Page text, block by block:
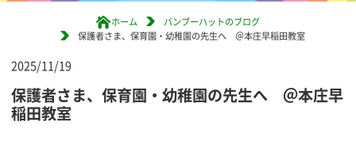
ホーム
バンブーハットのブログ
保護者さま、保育園・幼稚園の先生へ ＠本庄早稲田教室
2025/11/19
保護者さま、保育園・幼稚園の先生へ ＠本庄早
稲田教室